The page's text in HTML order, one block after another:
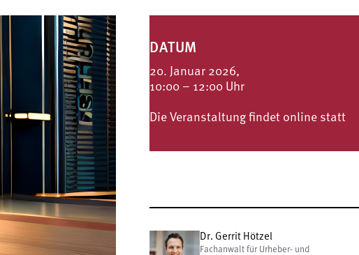
DATUM
20. Januar 2026,
10:00 – 12:00 Uhr
Die Veranstaltung findet online statt
Dr. Gerrit Hötzel
Fachanwalt für Urheber- und